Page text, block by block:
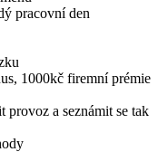
pracovní den
1000kč firemní prémie
provoz a seznámit se tak